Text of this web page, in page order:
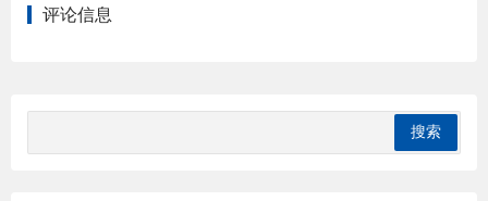
评论信息